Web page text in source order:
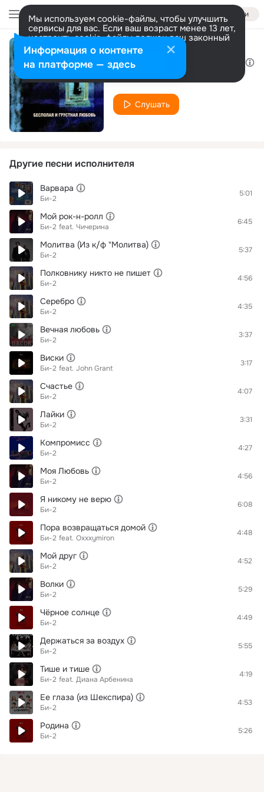
Войти
Мы используем cookie-файлы, чтобы улучшить
сервисы для вас. Если ваш возраст менее 13 лет,
настроить cookie-файлы должен ваш законный
представитель. Больше информации
Разрешить все Настроить
Би-2
Слушать
Другие песни исполнителя
Варвара
Би-2
5:01
Мой рок-н-ролл
Би-2 feat. Чичерина
6:45
Молитва (Из к/ф "Молитва)
Би-2
5:37
Полковнику никто не пишет
Би-2
4:56
Серебро
Би-2
4:35
Вечная любовь
Би-2
3:37
Виски
Би-2 feat. John Grant
3:17
Счастье
Би-2
4:07
Лайки
Би-2
3:31
Компромисс
Би-2
4:27
Моя Любовь
Би-2
4:56
Я никому не верю
Би-2
6:08
Пора возвращаться домой
Би-2 feat. Oxxxymiron
4:48
Мой друг
Би-2
4:52
Волки
Би-2
5:29
Чёрное солнце
Би-2
4:49
Держаться за воздух
Би-2
5:55
Тише и тише
Би-2 feat. Диана Арбенина
4:19
Ее глаза (из Шекспира)
Би-2
4:53
Родина
Би-2
5:26
Информация о контенте
на платформе — здесь